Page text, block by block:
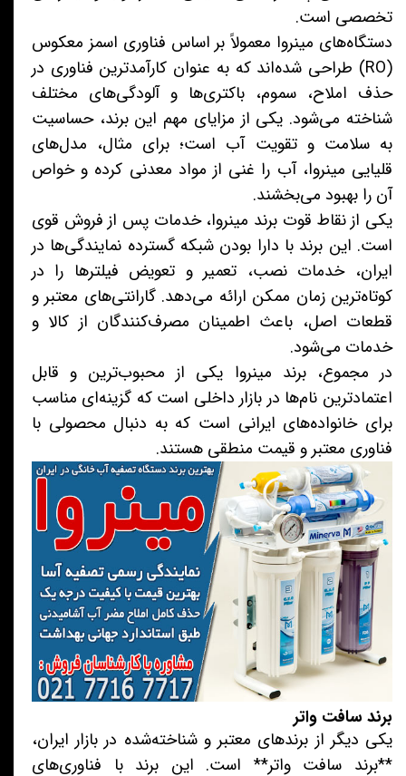
تخصصی است.
دستگاه‌های مینروا معمولاً بر اساس فناوری اسمز معکوس
(RO) طراحی شده‌اند که به عنوان کارآمدترین فناوری در
حذف املاح، سموم، باکتری‌ها و آلودگی‌های مختلف
شناخته می‌شود. یکی از مزایای مهم این برند، حساسیت
به سلامت و تقویت آب است؛ برای مثال، مدل‌های
قلیایی مینروا، آب را غنی از مواد معدنی کرده و خواص
آن را بهبود می‌بخشند.
یکی از نقاط قوت برند مینروا، خدمات پس از فروش قوی
است. این برند با دارا بودن شبکه گسترده نمایندگی‌ها در
ایران، خدمات نصب، تعمیر و تعویض فیلترها را در
کوتاه‌ترین زمان ممکن ارائه می‌دهد. گارانتی‌های معتبر و
قطعات اصل، باعث اطمینان مصرف‌کنندگان از کالا و
خدمات می‌شود.
در مجموع، برند مینروا یکی از محبوب‌ترین و قابل
اعتمادترین نام‌ها در بازار داخلی است که گزینه‌ای مناسب
برای خانواده‌های ایرانی است که به دنبال محصولی با
فناوری معتبر و قیمت منطقی هستند.
برند سافت واتر
یکی دیگر از برندهای معتبر و شناخته‌شده در بازار ایران،
**برند سافت واتر** است. این برند با فناوری‌های